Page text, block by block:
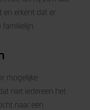
en erkent dat er
mogelijke
niet iedereen het
naar een